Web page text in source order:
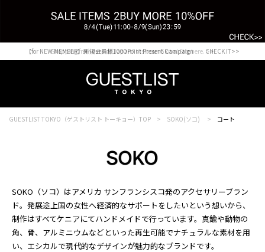
Shopping from outside Japan? Visit our Global Site here. >>
【for NEW MEMBER】新規会員様1000Point Present Campaign CHECK IT>>
GUESTLIST TOKYO（ゲストリスト トーキョー）TOP SOKO(ソコ) コート
SOKO（ソコ）はアメリカ サンフランシスコ発のアクセサリーブラン
ド。発展途上国の女性へ経済的なサポートをしたいという想いから、
制作はすべてケニアにてハンドメイドで行っています。真鍮や動物の
角、骨、アルミニウムなどといった再生可能でナチュラルな素材を用
い、エシカルで現代的なデザインが魅力的なブランドです。